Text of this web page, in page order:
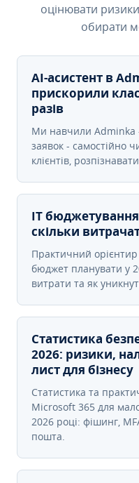
оцінювати
обирати
AI-асистент в
прискорили
разів
Ми навчили Adminka
заявок - самостійно
клієнтів,
IT бюджетування
скільки
Практичний орієнтир
бюджет планувати у
витрати та як
Статистика
2026: ризики,
лист для бізнесу
Статистика та
Microsoft 365 для
2026 році: фішинг,
пошта.